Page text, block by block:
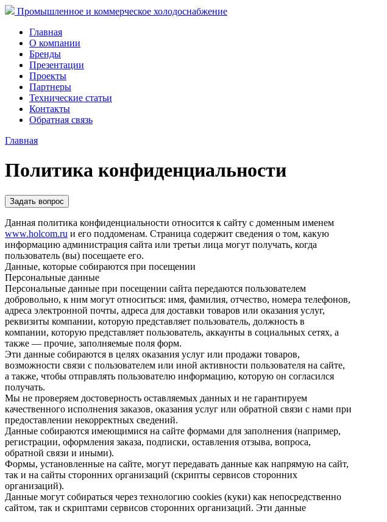
Промышленное и коммерческое холодоснабжение
Главная
О компании
Бренды
Презентации
Проекты
Партнеры
Технические статьи
Контакты
Обратная связь
Главная
Политика конфиденциальности
Задать вопрос
Данная политика конфиденциальности относится к сайту с доменным именем
www.holcom.ru и его поддоменам. Страница содержит сведения о том, какую
информацию администрация сайта или третьи лица могут получать, когда
пользователь (вы) посещаете его.
Данные, которые собираются при посещении
Персональные данные
Персональные данные при посещении сайта передаются пользователем
добровольно, к ним могут относиться: имя, фамилия, отчество, номера телефонов,
адреса электронной почты, адреса для доставки товаров или оказания услуг,
реквизиты компании, которую представляет пользователь, должность в
компании, которую представляет пользователь, аккаунты в социальных сетях, а
также — прочие, заполняемые поля форм.
Эти данные собираются в целях оказания услуг или продажи товаров,
возможности связи с пользователем или иной активности пользователя на сайте,
а также, чтобы отправлять пользователю информацию, которую он согласился
получать.
Мы не проверяем достоверность оставляемых данных и не гарантируем
качественного исполнения заказов, оказания услуг или обратной связи с нами при
предоставлении некорректных сведений.
Данные собираются имеющимися на сайте формами для заполнения (например,
регистрации, оформления заказа, подписки, оставления отзыва, вопроса,
обратной связи и иными).
Формы, установленные на сайте, могут передавать данные как напрямую на сайт,
так и на сайты сторонних организаций (скрипты сервисов сторонних
организаций).
Данные могут собираться через технологию cookies (куки) как непосредственно
сайтом, так и скриптами сервисов сторонних организаций. Эти данные